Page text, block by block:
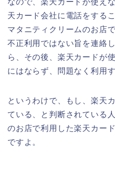
天カード会社に電話をする
マタニティクリームのお店
不正利用ではない旨を連絡
ら、その後、楽天カードが
にはならず、問題なく利用
というわけで、もし、楽天
ている、と判断されている
のお店で利用した楽天カー
ですよ。